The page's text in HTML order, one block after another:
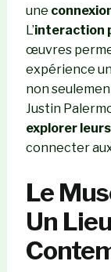
une
L’interaction
œuvres
expérience
non
Justin
explorer
connecter
Le
Un